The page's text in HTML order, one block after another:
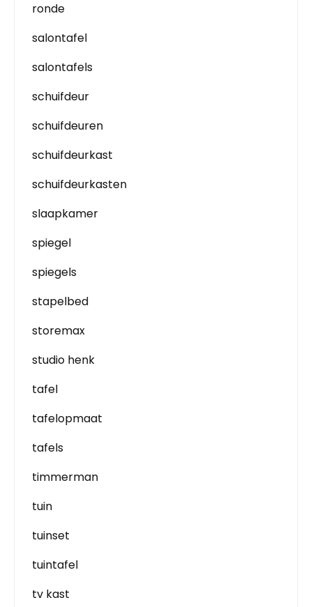
ronde
salontafel
salontafels
schuifdeur
schuifdeuren
schuifdeurkast
schuifdeurkasten
slaapkamer
spiegel
spiegels
stapelbed
storemax
studio henk
tafel
tafelopmaat
tafels
timmerman
tuin
tuinset
tuintafel
tv kast